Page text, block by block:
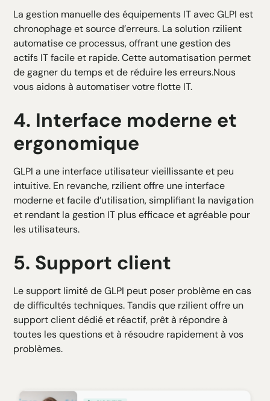
La gestion manuelle des équipements IT avec GLPI est
chronophage et source d’erreurs. La solution rzilient
automatise ce processus, offrant une gestion des
actifs IT facile et rapide. Cette automatisation permet
de gagner du temps et de réduire les erreurs.Nous
vous aidons à automatiser votre flotte IT.
4. Interface moderne et
ergonomique
GLPI a une interface utilisateur vieillissante et peu
intuitive. En revanche, rzilient offre une interface
moderne et facile d’utilisation, simplifiant la navigation
et rendant la gestion IT plus efficace et agréable pour
les utilisateurs.
5. Support client
Le support limité de GLPI peut poser problème en cas
de difficultés techniques. Tandis que rzilient offre un
support client dédié et réactif, prêt à répondre à
toutes les questions et à résoudre rapidement à vos
problèmes.